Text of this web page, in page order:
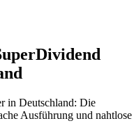
in Deutschland: Die
Ausführung und nahtlose